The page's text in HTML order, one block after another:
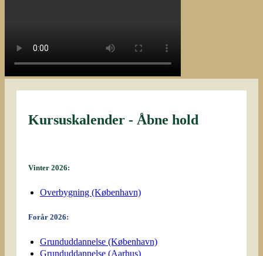
Kursuskalender - Åbne hold
Vinter 2026:
Overbygning (København)
Forår 2026:
Grunduddannelse (København)
Grunduddannelse (Aarhus)